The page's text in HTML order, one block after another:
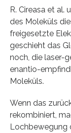
R. Cireasa et al.
des Moleküls
freigesetzte
geschieht das
noch, die laser-
enantio-
Moleküls.
Wenn das
rekombiniert,
Lochbewegung